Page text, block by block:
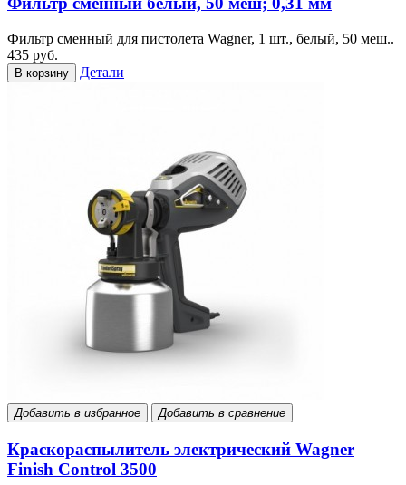
Фильтр сменный для пистолета Wagner, 1 шт., белый, 50 меш..
435 руб.
В корзину Детали
Добавить в избранное Добавить в сравнение
Краскораспылитель электрический Wagner
Finish Control 3500